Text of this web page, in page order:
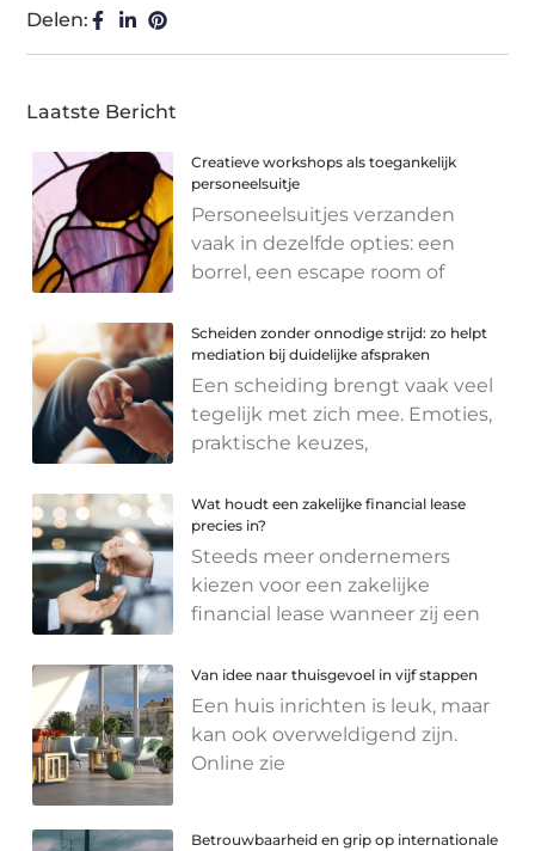
Delen:
Laatste Bericht
Creatieve workshops als toegankelijk
personeelsuitje
Personeelsuitjes verzanden
vaak in dezelfde opties: een
borrel, een escape room of
Scheiden zonder onnodige strijd: zo helpt
mediation bij duidelijke afspraken
Een scheiding brengt vaak veel
tegelijk met zich mee. Emoties,
praktische keuzes,
Wat houdt een zakelijke financial lease
precies in?
Steeds meer ondernemers
kiezen voor een zakelijke
financial lease wanneer zij een
Van idee naar thuisgevoel in vijf stappen
Een huis inrichten is leuk, maar
kan ook overweldigend zijn.
Online zie
Betrouwbaarheid en grip op internationale